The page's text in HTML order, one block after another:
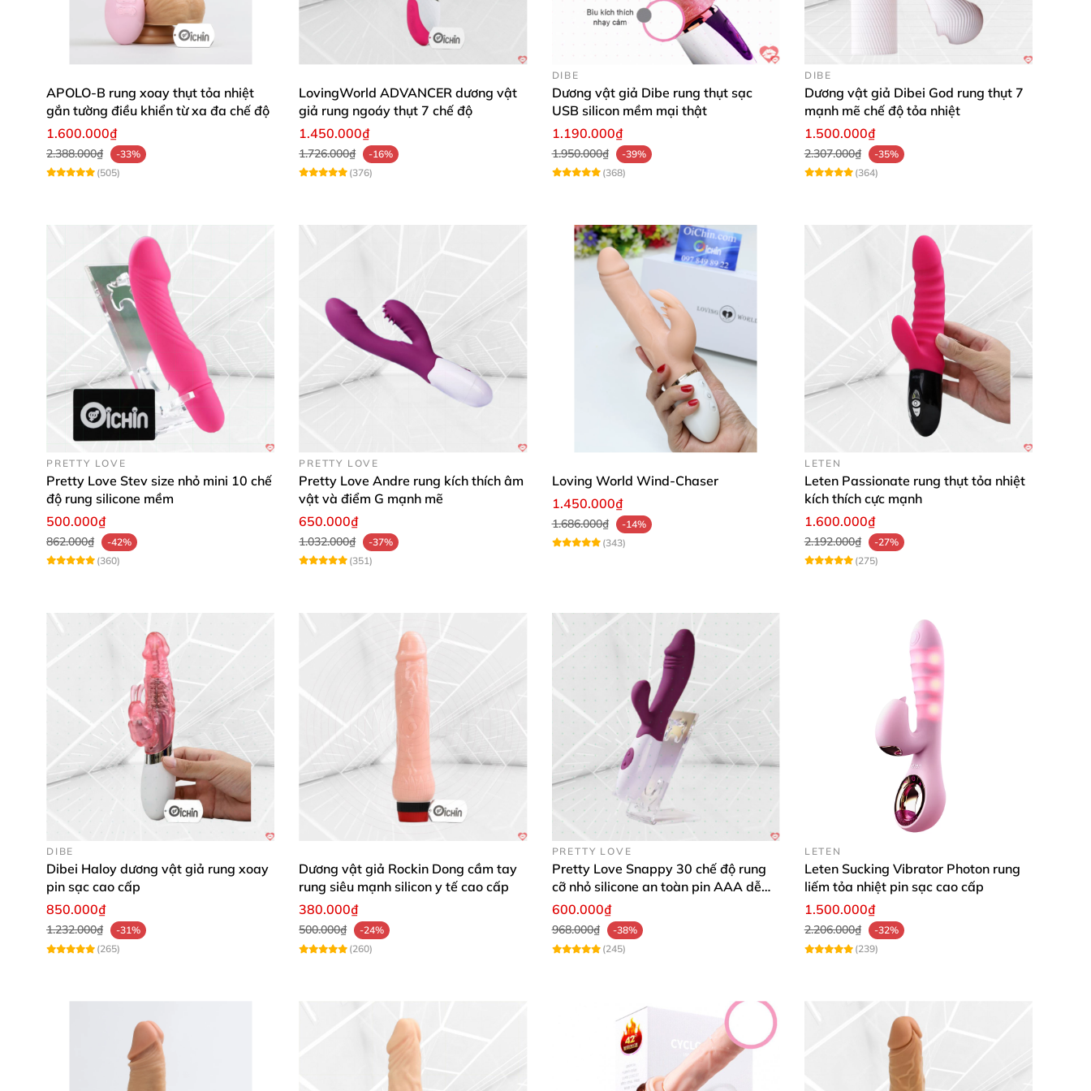
APOLO-B rung xoay thụt tỏa nhiệt
gắn tường điều khiển từ xa đa chế độ
1.600.000₫
2.388.000₫
-33%
(505)
LovingWorld ADVANCER dương vật
giả rung ngoáy thụt 7 chế độ
1.450.000₫
1.726.000₫
-16%
(376)
DIBE
Dương vật giả Dibe rung thụt sạc
USB silicon mềm mại thật
1.190.000₫
1.950.000₫
-39%
(368)
DIBE
Dương vật giả Dibei God rung thụt 7
mạnh mẽ chế độ tỏa nhiệt
1.500.000₫
2.307.000₫
-35%
(364)
PRETTY LOVE
Pretty Love Stev size nhỏ mini 10 chế
độ rung silicone mềm
500.000₫
862.000₫
-42%
(360)
PRETTY LOVE
Pretty Love Andre rung kích thích âm
vật và điểm G mạnh mẽ
650.000₫
1.032.000₫
-37%
(351)
Loving World Wind-Chaser
1.450.000₫
1.686.000₫
-14%
(343)
LETEN
Leten Passionate rung thụt tỏa nhiệt
kích thích cực mạnh
1.600.000₫
2.192.000₫
-27%
(275)
DIBE
Dibei Haloy dương vật giả rung xoay
pin sạc cao cấp
850.000₫
1.232.000₫
-31%
(265)
Dương vật giả Rockin Dong cầm tay
rung siêu mạnh silicon y tế cao cấp
380.000₫
500.000₫
-24%
(260)
PRETTY LOVE
Pretty Love Snappy 30 chế độ rung
cỡ nhỏ silicone an toàn pin AAA dễ
dùng
600.000₫
968.000₫
-38%
(245)
LETEN
Leten Sucking Vibrator Photon rung
liếm tỏa nhiệt pin sạc cao cấp
1.500.000₫
2.206.000₫
-32%
(239)